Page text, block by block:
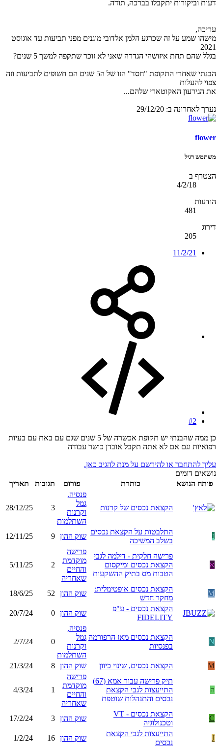
דעות וביקורות יתקבלו בברכה, תודה.
עריכה,
מישהו שמע על זה שכרגע הלמן אלדובי מוגנים מפני תביעות עד אוגוסט
2021
בגלל שהם תחת איזושהי הגדרה שאני לא זוכר שתקפה למשך 5 שנים?
הבנתי שאחרי התקופת "חסד" הזו של ה5 שנים הם חשופים לתביעות וזה
צפוי להעלות
את הגירעון האקוטארי שלהם...
נערך לאחרונה ב: 29/12/20
flower
משתמש רגיל
הצטרף ב
4/2/18
הודעות
481
דירוג
205
11/2/21
#2
כן ממה שהבנתי יש תקופת אכשרה של 5 שנים שגם עם באת עם בעיות
רפואיות וגם אם לא אתה תקבל אובדן כושר עבודה
עליך להתחבר או להירשם על מנת להגיב כאן.
נושאים דומים
פותח הנושא
כותרת פורום תגובות תאריך
הקצאת נכסים של קרנות
פנסיה,
גמל
וקרנות
השתלמות
3
28/12/25
נ
התלבטות על הקצאת נכסים
בשלב המשיכה
שוק ההון 9
12/11/25
א
פרישה חלקית - דילמה לגבי
הקצאת נכסים ומיקסום
הטבות מס בתיק ההשקעות
פרישה
מוקדמת
והחיים
שאחריה
2
5/11/25
M
הקצאת נכסים אופטימלית:
מחקר חדש
שוק ההון 52
18/6/25
הקצאת נכסים - ע"פ
FIDELITY
שוק ההון 0
20/7/24
N
הקצאת נכסים מאז הרפורמה
בפנסיות
פנסיה,
גמל
וקרנות
השתלמות
0
2/7/24
M הקצאת נכסים, שינוי כיוון שוק ההון 8
21/3/24
ה
תיק פרישה עבור אמא (67)
התייעצות לגבי הקצאת
נכסים והתנהלות שוטפת
פרישה
מוקדמת
והחיים
שאחריה
1
4/3/24
C
הקצאת נכסים - VT
וטכנולוגיה
שוק ההון 3
17/2/24
J
התייעצות לגבי הקצאת
נכסים
שוק ההון 16
1/2/24